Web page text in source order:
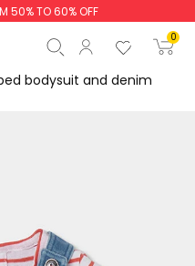
50% TO 60% OFF
0
Start order
bodysuit and denim